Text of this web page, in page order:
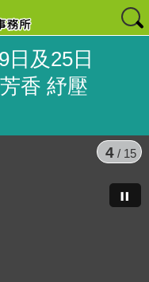
日及25日
香 紓壓
4 / 15